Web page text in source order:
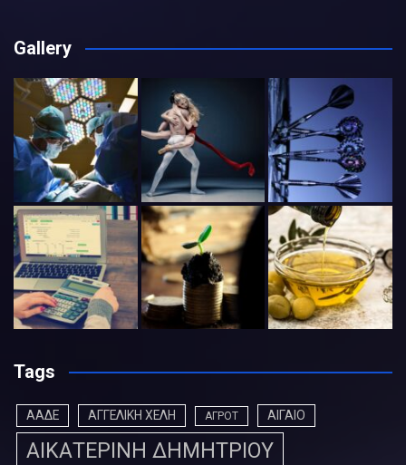
Gallery
Tags
ΑΑΔΕ ΑΓΓΕΛΙΚΗ ΧΕΛΗ ΑΓΡΟΤ ΑΙΓΑΙΟ
ΑΙΚΑΤΕΡΙΝΗ ΔΗΜΗΤΡΙΟΥ